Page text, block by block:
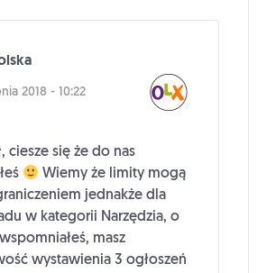
2018 - 10:22
ciesze się że do nas
Wiemy że limity mogą
jednakże dla
w kategorii Narzędzia, o
masz
wystawienia 3 ogłoszeń